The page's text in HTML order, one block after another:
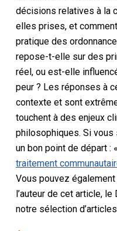
décisions relatives à la
elles prises, et
pratique des
repose-t-elle sur des
réel, ou est-elle
peur ? Les réponses à
contexte et sont
touchent à des enjeux
philosophiques. Si
un bon point de départ : «
traitement
Vous pouvez
l’auteur de cet article, le
notre sélection